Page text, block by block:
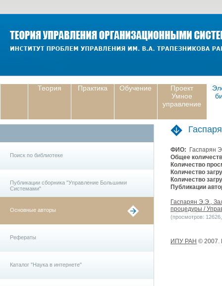
Теория Практика Обучение
Проект
Умное
управление
Поиск по библиотеке
Публикации сборника "Управление Большими
Системами"
Основные авторы
Рефераты
Каталог "Наука в интернете"
ФИО: Гаспарян
Общее
Количество
Количество
Количество
Публикации
Гаспарян Э.Э.,
процедуры /
(просмотров:
ИПУ РАН © 2007.